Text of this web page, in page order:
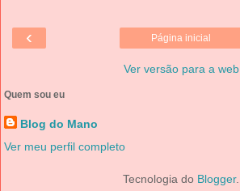
‹ Página inicial
Ver versão para a web
Quem sou eu
Blog do Mano
Ver meu perfil completo
Tecnologia do Blogger.